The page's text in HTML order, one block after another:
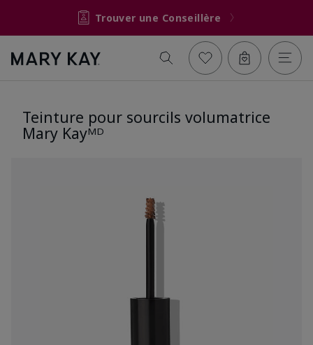
Trouver une Conseillère
Teinture pour sourcils volumatrice
Mary Kayᴹᴰ